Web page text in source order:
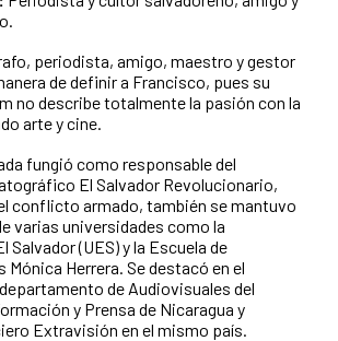
periodista, amigo, maestro y gestor
de definir a Francisco, pues su
no describe totalmente la pasión con la
arte y cine.
fungió como responsable del
El Salvador Revolucionario,
conflicto armado, también se mantuvo
varias universidades como la
Salvador (UES) y la Escuela de
Mónica Herrera. Se destacó en el
de Audiovisuales del
y Prensa de Nicaragua y
Extravisión en el mismo paí­s.